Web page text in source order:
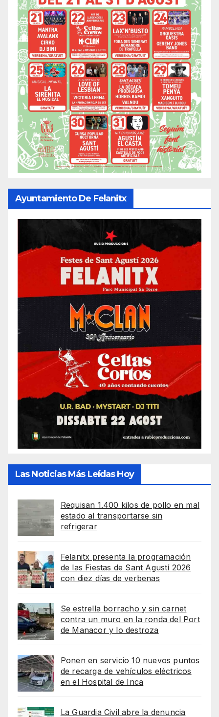
Ayuntamiento De Felanitx
Las Noticias Más Leídas Hoy
Requisan 1.400 kilos de pollo en mal
estado al transportarse sin
refrigerar
Felanitx presenta la programación
de las Fiestas de Sant Agustí 2026
con diez días de verbenas
Se estrella borracho y sin carnet
contra un muro en la ronda del Port
de Manacor y lo destroza
Ponen en servicio 10 nuevos puntos
de recarga de vehículos eléctricos
en el Hospital de Inca
La Guardia Civil abre la denuncia